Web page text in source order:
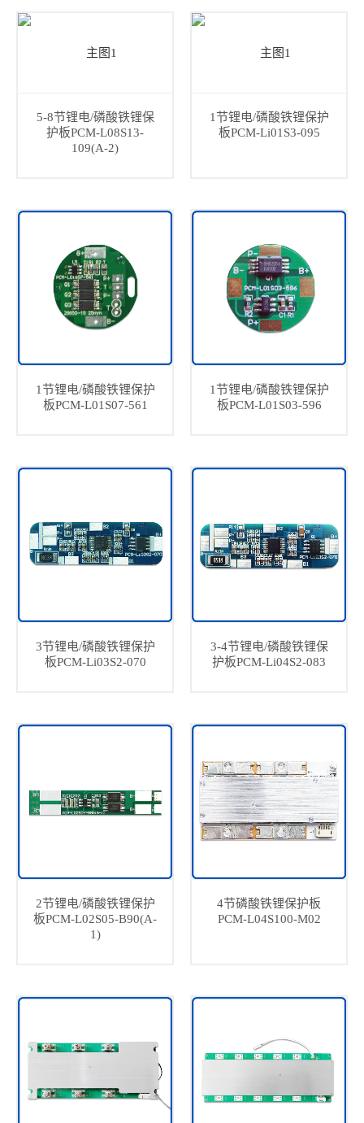
5-8节锂电/磷酸铁锂保
护板PCM-L08S13-
109(A-2)
1节锂电/磷酸铁锂保护
板PCM-Li01S3-095
1节锂电/磷酸铁锂保护
板PCM-L01S07-561
1节锂电/磷酸铁锂保护
板PCM-L01S03-596
3节锂电/磷酸铁锂保护
板PCM-Li03S2-070
3-4节锂电/磷酸铁锂保
护板PCM-Li04S2-083
2节锂电/磷酸铁锂保护
板PCM-L02S05-B90(A-
1)
4节磷酸铁锂保护板
PCM-L04S100-M02